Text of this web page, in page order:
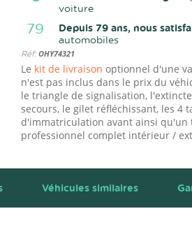
voiture
79 Depuis 79 ans, nous
automobiles
Réf: OHY74321
Le kit de livraison optionnel d'une
n'est pas inclus dans le prix du
le triangle de signalisation,
secours, le gilet réfléchissant, les 4
d'immatriculation avant ainsi qu'un
professionnel complet intérieur /
Véhicules similaires